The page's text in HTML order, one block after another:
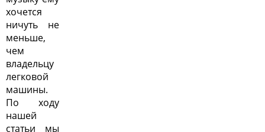
хочется
ничуть не
меньше,
чем
владельцу
легковой
машины.
По ходу
нашей
статьи мы